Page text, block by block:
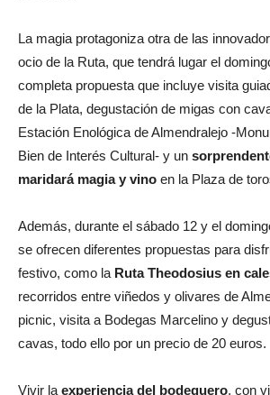
La magia protagoniza otra de las
ocio de la Ruta, que tendrá lugar el
completa propuesta que incluye visita
de la Plata, degustación de migas con
Estación Enológica de Almendralejo -
Bien de Interés Cultural- y un
maridará magia y vino en la Plaza de
Además, durante el sábado 12 y el
se ofrecen diferentes propuestas para
festivo, como la Ruta Theodosius en
recorridos entre viñedos y olivares de
picnic, visita a Bodegas Marcelino y
cavas, todo ello por un precio de 20 euros.
Vivir la experiencia del bodeguero, con